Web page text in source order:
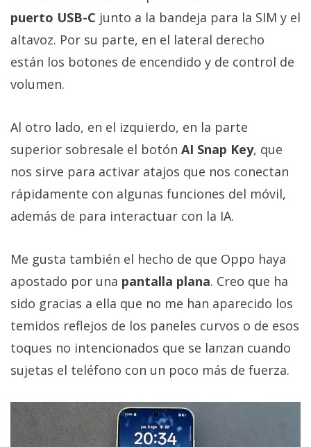
puerto USB-C junto a la bandeja para la SIM y el
altavoz. Por su parte, en el lateral derecho
están los botones de encendido y de control de
volumen.
Al otro lado, en el izquierdo, en la parte
superior sobresale el botón AI Snap Key, que
nos sirve para activar atajos que nos conectan
rápidamente con algunas funciones del móvil,
además de para interactuar con la IA.
Me gusta también el hecho de que Oppo haya
apostado por una pantalla plana. Creo que ha
sido gracias a ella que no me han aparecido los
temidos reflejos de los paneles curvos o de esos
toques no intencionados que se lanzan cuando
sujetas el teléfono con un poco más de fuerza.